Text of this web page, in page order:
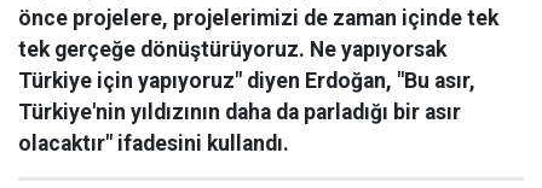
önce projelere, projelerimizi de zaman içinde tek
tek gerçeğe dönüştürüyoruz. Ne yapıyorsak
Türkiye için yapıyoruz" diyen Erdoğan, "Bu asır,
Türkiye'nin yıldızının daha da parladığı bir asır
olacaktır" ifadesini kullandı.